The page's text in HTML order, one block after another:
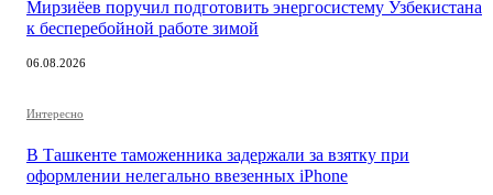
Мирзиёев поручил подготовить энергосистему Узбекистана
к бесперебойной работе зимой
06.08.2026
Интересно
В Ташкенте таможенника задержали за взятку при
оформлении нелегально ввезенных iPhone